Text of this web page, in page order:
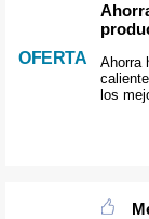
OFERTA
Ahorra
los